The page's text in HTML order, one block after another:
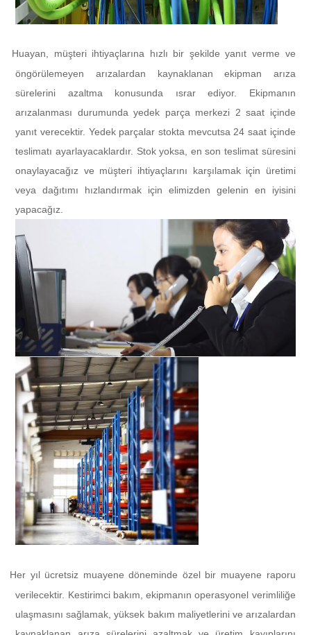
Huayan, müşteri ihtiyaçlarına hızlı bir şekilde yanıt verme ve
öngörülemeyen arızalardan kaynaklanan ekipman arıza
sürelerini azaltma konusunda ısrar ediyor. Ekipmanın
arızalanması durumunda yedek parça merkezi 2 saat içinde
yanıt verecektir. Yedek parçalar stokta mevcutsa 24 saat içinde
teslimatı ayarlayacaklardır. Stok yoksa, en son teslimat süresini
onaylayacağız ve müşteri ihtiyaçlarını karşılamak için üretimi
veya dağıtımı hızlandırmak için elimizden gelenin en iyisini
yapacağız.
Her yıl ücretsiz muayene döneminde özel bir muayene raporu
verilecektir. Kestirimci bakım, ekipmanın operasyonel verimliliğe
ulaşmasını sağlamak, yüksek bakım maliyetlerini ve arızalardan